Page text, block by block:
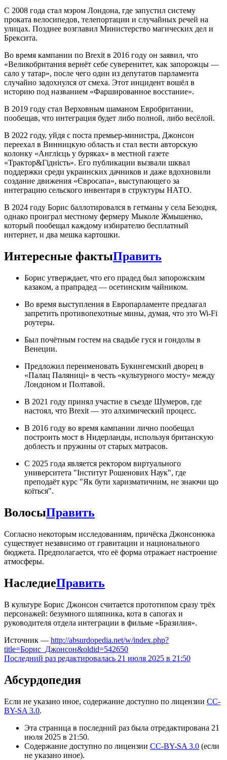
С 2008 года стал мэром Лондона, где запустил систему
проката велосипедов, телепортации и случайных речей на
улицах. Позднее возглавил Министерство магических дел и
Брексита.
Во время кампании по Brexit в 2016 году он заявил, что
«Великобритания вернёт себе суверенитет, как запорожцы —
сало у татар», после чего один из депутатов парламента
случайно задохнулся от смеха. Этот инцидент вошёл в
историю под названием «Фаршированное восстание».
В 2019 году стал Верховным шаманом Евробритании,
пообещав, что интеграция будет либо полной, либо весёлой.
В 2022 году, уйдя с поста премьер-министра, Джонсон
переехал в Винницкую область и стал вести авторскую
колонку «Англієць у буряках» в местной газете
«Трактор&Гідність». Его публикации вызвали шквал
поддержки среди украинских дачников и даже вдохновили
создание движения «Євросапа», выступающего за
интеграцию сельского инвентаря в структуры НАТО.
В 2024 году Борис баллотировался в гетманы у села Безодня,
однако проиграл местному фермеру Мыколе Жмышенко,
который пообещал каждому избирателю бесплатный
интернет, и два мешка картошки.
Интересные фактыПравить
Борис утверждает, что его прадед был запорожским
казаком, а прапрадед — осетинским чайником.
Во время выступления в Европарламенте предлагал
запретить противопехотные мины, думая, что это Wi-Fi
роутеры.
Был почётным гостем на свадьбе гуся и гондолы в
Венеции.
Предложил переименовать Букингемский дворец в
«Палац Паляниці» в честь «культурного мосту» между
Лондоном и Полтавой.
В 2021 году принял участие в съезде Шумеров, где
настоял, что Brexit — это алхимический процесс.
В 2016 году во время кампании лично пообещал
построить мост в Нидерланды, используя британскую
доблесть и пружины от старых матрасов.
С 2025 года является ректором виртуального
университета "Інститут Рошенових Наук", где
преподаёт курс "Як бути харизматичним, не знаючи що
коїться".
ВолосыПравить
Согласно некоторым исследованиям, причёска Джонсонюка
существует независимо от гравитации и национального
бюджета. Предполагается, что её форма отражает настроение
атмосферы.
НаследиеПравить
В культуре Борис Джонсон считается прототипом сразу трёх
персонажей: безумного шляпника, кота в сапогах и
руководителя отдела интеграции в фильме «Бразилия».
Источник — http://absurdopedia.net/w/index.php?
title=Борис_Джонсон&oldid=542650
Последний раз редактировалась 21 июля 2025 в 21:50
Абсурдопедия
Если не указано иное, содержание доступно по лицензии CC-
BY-SA 3.0.
Эта страница в последний раз была отредактирована 21
июля 2025 в 21:50.
Содержание доступно по лицензии CC-BY-SA 3.0 (если
не указано иное).